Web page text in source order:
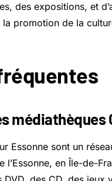
des expositions, et
promotion de la
Essonne sont un
l’Essonne, en Île-de-